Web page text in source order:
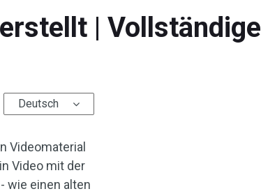
| Vollständige
Deutsch
Videomaterial
Video mit der
wie einen alten